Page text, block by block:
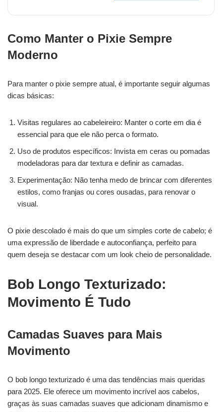
Como Manter o Pixie Sempre
Moderno
Para manter o pixie sempre atual, é importante seguir algumas
dicas básicas:
Visitas regulares ao cabeleireiro: Manter o corte em dia é
essencial para que ele não perca o formato.
Uso de produtos específicos: Invista em ceras ou pomadas
modeladoras para dar textura e definir as camadas.
Experimentação: Não tenha medo de brincar com diferentes
estilos, como franjas ou cores ousadas, para renovar o
visual.
O pixie descolado é mais do que um simples corte de cabelo; é
uma expressão de liberdade e autoconfiança, perfeito para
quem deseja se destacar com um look cheio de personalidade.
Bob Longo Texturizado:
Movimento É Tudo
Camadas Suaves para Mais
Movimento
O bob longo texturizado é uma das tendências mais queridas
para 2025. Ele oferece um movimento incrível aos cabelos,
graças às suas camadas suaves que adicionam dinamismo e